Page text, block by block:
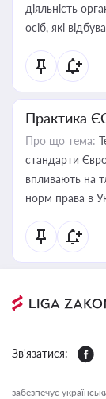
діяльність
осіб, які
Практика
Про що тема:
стандарти
впливають на
норм права в
Зв'язатися:
забезпечує